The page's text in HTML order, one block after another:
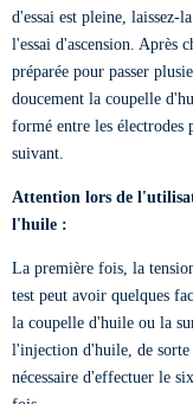
d'essai est pleine, laissez-
l'essai d'ascension. Après
préparée pour passer
doucement la coupelle
formé entre les électrodes
suivant.
Attention lors de
l'huile :
La première fois, la
test peut avoir quelques
la coupelle d'huile ou la
l'injection d'huile, de
nécessaire d'effectuer le